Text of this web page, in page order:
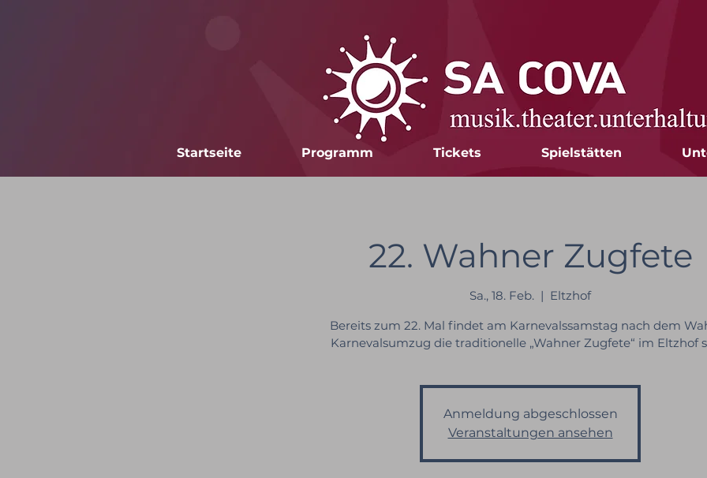
Startseite Programm Tickets Spielstätten
22. Wahner Zugfete
Sa., 18. Feb.
  |
Eltzhof
Bereits zum 22. Mal findet am Karnevalssamstag nach dem
Karnevalsumzug die traditionelle „Wahner Zugfete“ im Eltzhof
Anmeldung abgeschlossen
Veranstaltungen ansehen